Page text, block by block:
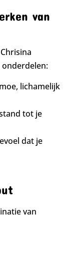
van
lichamelijk
tot je
dat je
van